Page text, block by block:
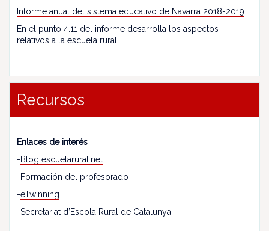
Informe anual del sistema educativo de Navarra 2018-2019
En el punto 4.11 del informe desarrolla los aspectos
relativos a la escuela rural.
Recursos
Enlaces de interés
-Blog escuelarural.net
-Formación del profesorado
-eTwinning
-Secretariat d’Escola Rural de Catalunya